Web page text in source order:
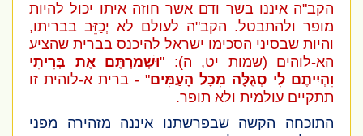
הקב"ה איננו בשר ודם אשר חוזה איתו יכול להיות
מופר ולהתבטל. הקב"ה לעולם לא יְכַזֵּב בבריתו,
והיות שבסיני הסכימו ישראל להיכנס בברית שהציע
הא-לוהים(שמות יט, ה): "
וּשְׁמַרְתֶּם אֶת בְּרִיתִי
וִהְיִיתֶם לִי סְגֻלָּה מִכָּל הָעַמִּים" - ברית א-לוהית זו
תתקיים עולמית ולא תופר.
התוכחה הקשה שבפרשתנו איננה מזהירה מפני